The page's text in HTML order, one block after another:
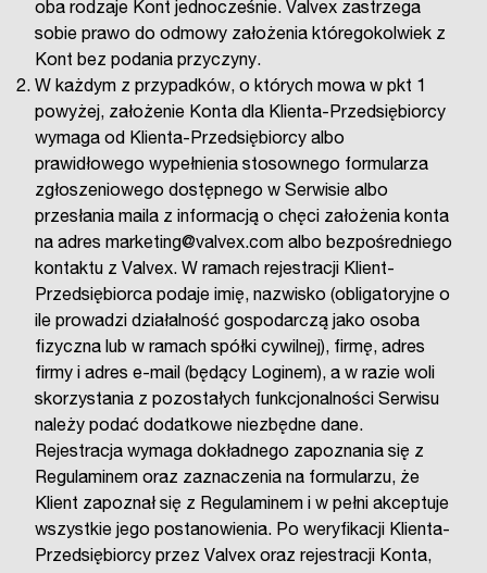
oba rodzaje Kont jednocześnie. Valvex zastrzega
sobie prawo do odmowy założenia któregokolwiek z
Kont bez podania przyczyny.
W każdym z przypadków, o których mowa w pkt 1
powyżej, założenie Konta dla Klienta-Przedsiębiorcy
wymaga od Klienta-Przedsiębiorcy albo
prawidłowego wypełnienia stosownego formularza
zgłoszeniowego dostępnego w Serwisie albo
przesłania maila z informacją o chęci założenia konta
na adres marketing@valvex.com albo bezpośredniego
kontaktu z Valvex. W ramach rejestracji Klient-
Przedsiębiorca podaje imię, nazwisko (obligatoryjne o
ile prowadzi działalność gospodarczą jako osoba
fizyczna lub w ramach spółki cywilnej), firmę, adres
firmy i adres e-mail (będący Loginem), a w razie woli
skorzystania z pozostałych funkcjonalności Serwisu
należy podać dodatkowe niezbędne dane.
Rejestracja wymaga dokładnego zapoznania się z
Regulaminem oraz zaznaczenia na formularzu, że
Klient zapoznał się z Regulaminem i w pełni akceptuje
wszystkie jego postanowienia. Po weryfikacji Klienta-
Przedsiębiorcy przez Valvex oraz rejestracji Konta,